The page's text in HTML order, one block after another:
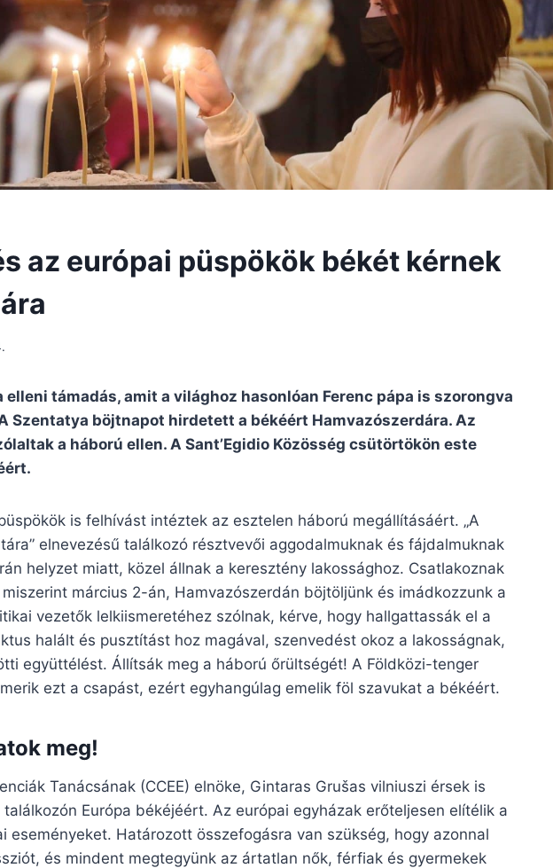
az európai püspökök békét kérnek
támadás, amit a világhoz hasonlóan Ferenc pápa is szorongva
Szentatya böjtnapot hirdetett a békéért Hamvazószerdára. Az
a háború ellen. A Sant’Egidio Közösség csütörtökön este
is felhívást intéztek az esztelen háború megállításáért. „A
elnevezésű találkozó résztvevői aggodalmuknak és fájdalmuknak
helyzet miatt, közel állnak a keresztény lakossághoz. Csatlakoznak
március 2-án, Hamvazószerdán böjtöljünk és imádkozzunk a
vezetők lelkiismeretéhez szólnak, kérve, hogy hallgattassák el a
halált és pusztítást hoz magával, szenvedést okoz a lakosságnak,
együttélést. Állítsák meg a háború őrültségét! A Földközi-tenger
ezt a csapást, ezért egyhangúlag emelik föl szavukat a békéért.
meg!
Tanácsának (CCEE) elnöke, Gintaras Grušas vilniuszi érsek is
Európa békéjéért. Az európai egyházak erőteljesen elítélik a
eseményeket. Határozott összefogásra van szükség, hogy azonnal
és mindent megtegyünk az ártatlan nők, férfiak és gyermekek